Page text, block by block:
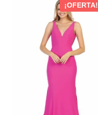
¡OFERTA!
PRODUCTO
MÚLTIPLES
VARIANTES.
OPCIONES
PUEDEN